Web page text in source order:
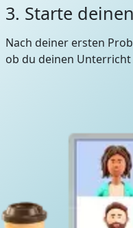
3. Starte
Nach deiner ersten
ob du deinen